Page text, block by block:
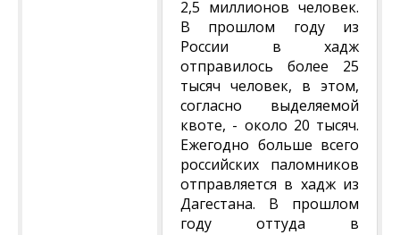
2,5 миллионов человек.
В прошлом году из
России в хадж
отправилось более 25
тысяч человек, в этом,
согласно выделяемой
квоте, - около 20 тысяч.
Ежегодно больше всего
российских паломников
отправляется в хадж из
Дагестана. В прошлом
году оттуда в